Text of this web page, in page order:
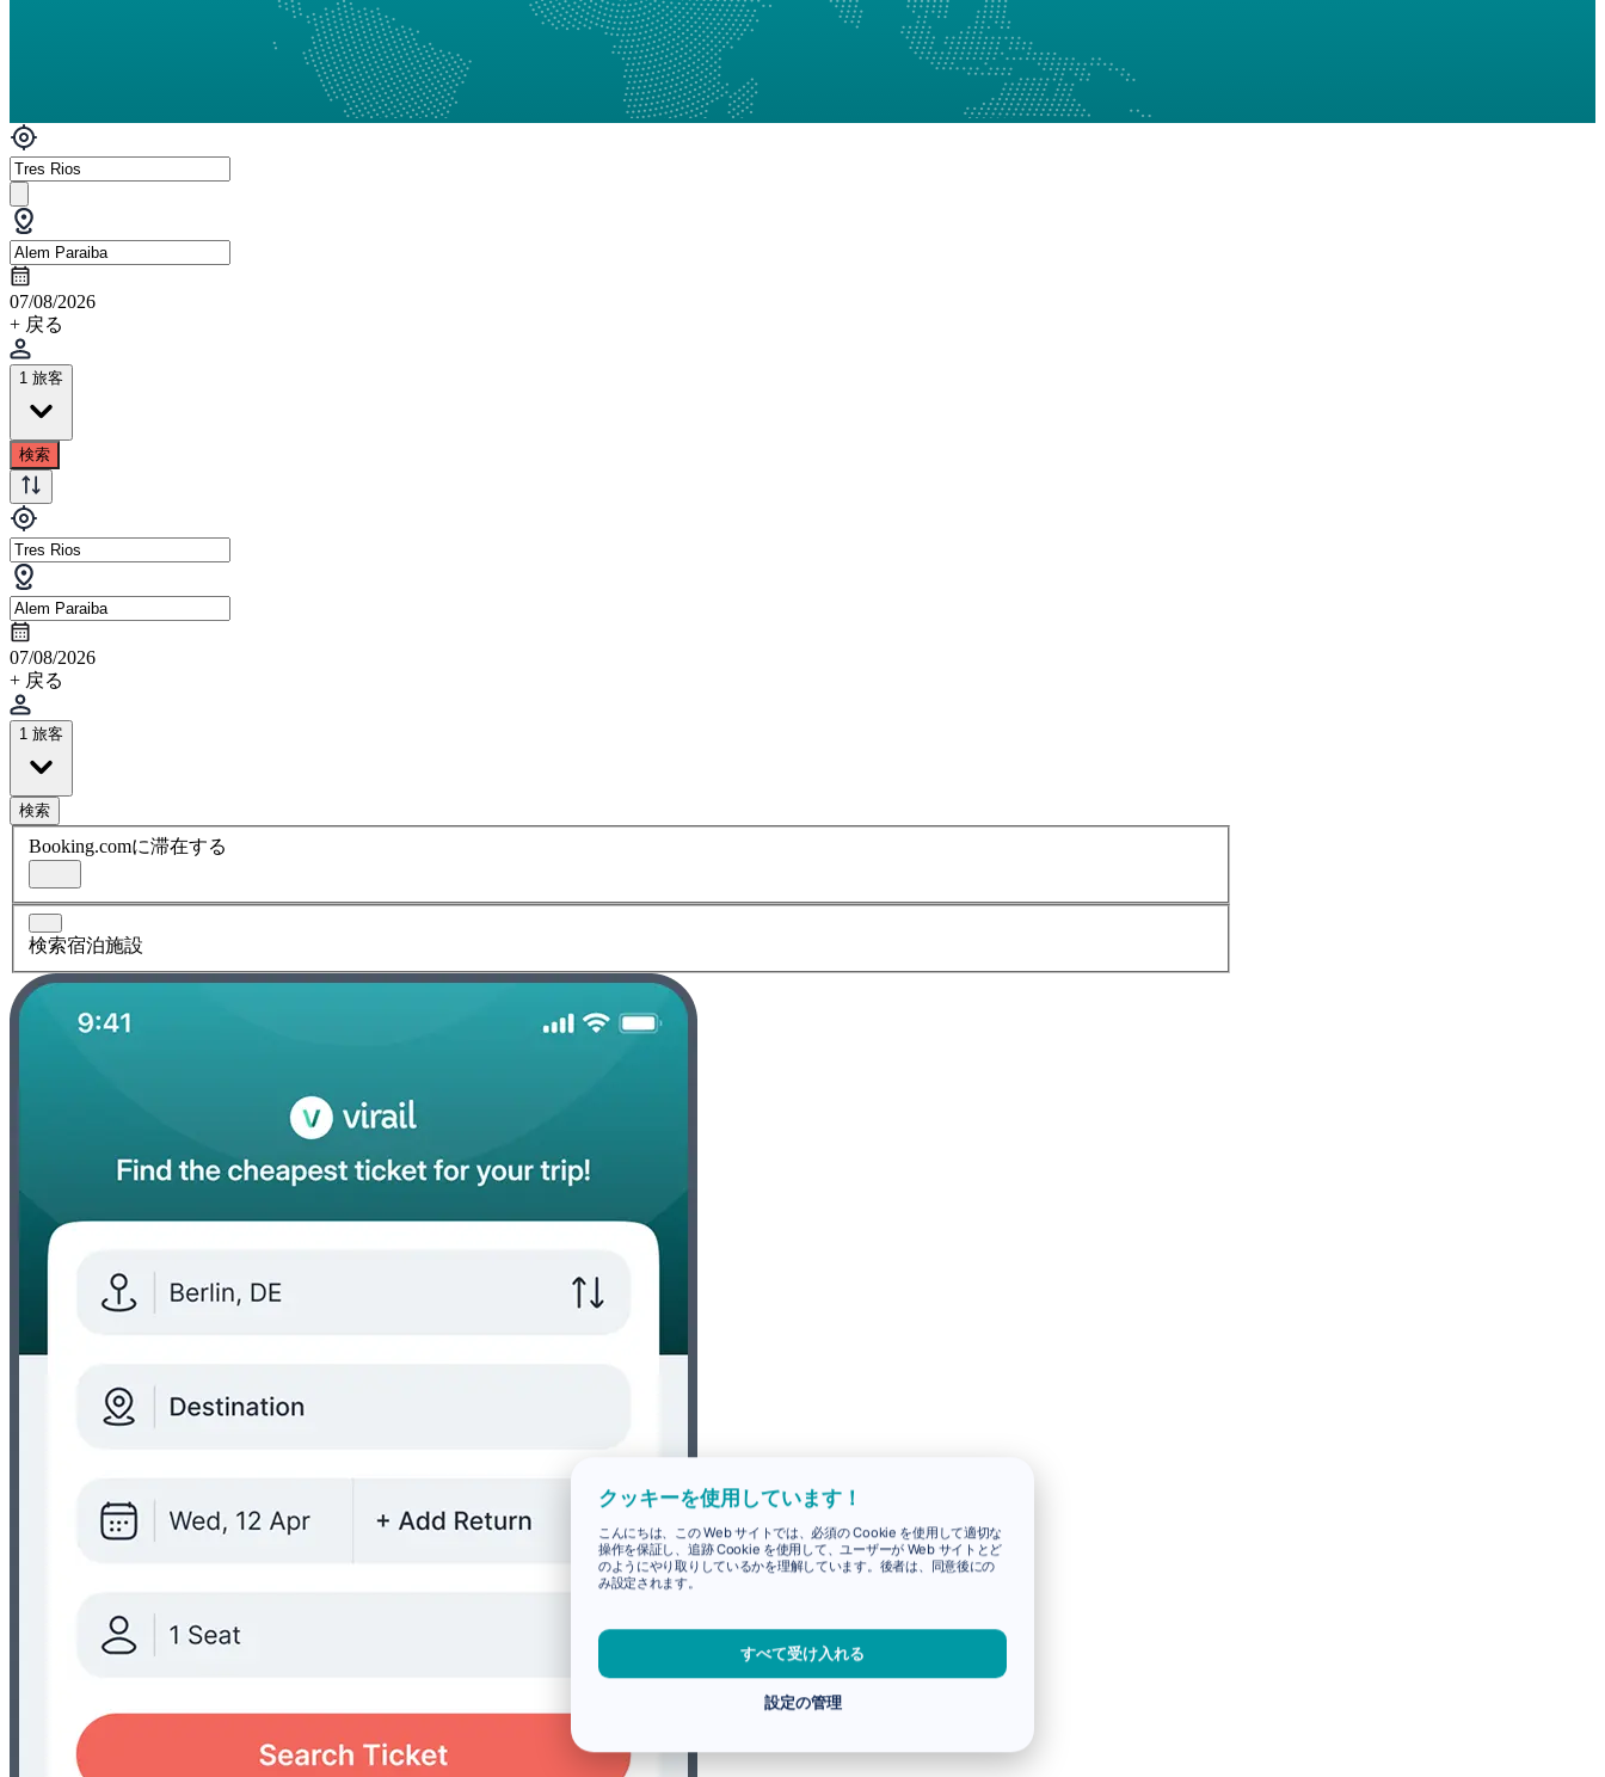
07/08/2026
+ 戻る
1 旅客
検索
07/08/2026
+ 戻る
1 旅客
検索
Booking.comに滞在する
検索宿泊施設
クッキーを使用しています！
こんにちは、この Web サイトでは、必須の Cookie を使用して適切な
操作を保証し、追跡 Cookie を使用して、ユーザーが Web サイトとど
のようにやり取りしているかを理解しています。後者は、同意後にの
み設定されます。
すべて受け入れる
設定の管理